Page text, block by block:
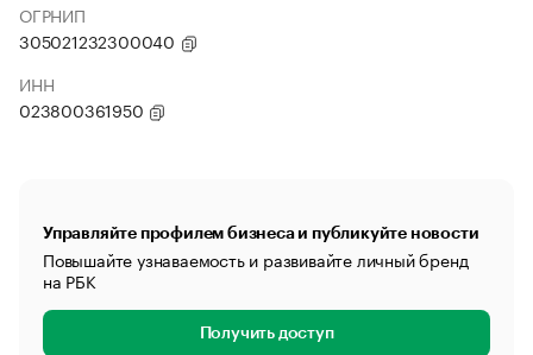
ОГРНИП
305021232300040
ИНН
023800361950
Управляйте профилем бизнеса и публикуйте новости
Повышайте узнаваемость и развивайте личный бренд
на РБК
Получить доступ